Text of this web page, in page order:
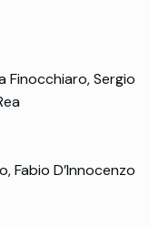
Finocchiaro, Sergio
Fabio D’Innocenzo